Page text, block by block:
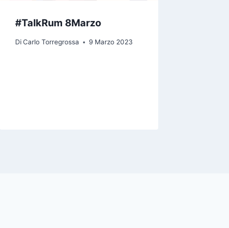
#TalkRum 8Marzo
Di Carlo Torregrossa 9 Marzo 2023